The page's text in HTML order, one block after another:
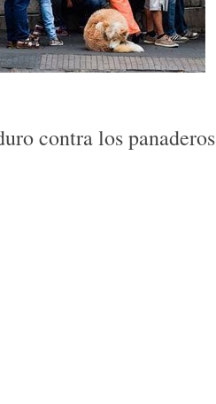
contra los panaderos